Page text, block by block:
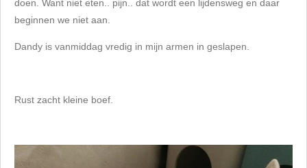
doen. Want niet eten.. pijn.. dat wordt een lijdensweg en daar
beginnen we niet aan.
Dandy is vanmiddag vredig in mijn armen in geslapen.
Rust zacht kleine boef.